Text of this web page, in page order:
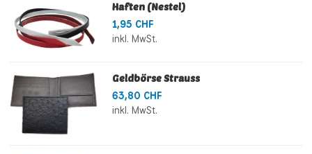
Haften (Nestel)
1,95 CHF
inkl. MwSt.
Geldbörse Strauss
63,80 CHF
inkl. MwSt.